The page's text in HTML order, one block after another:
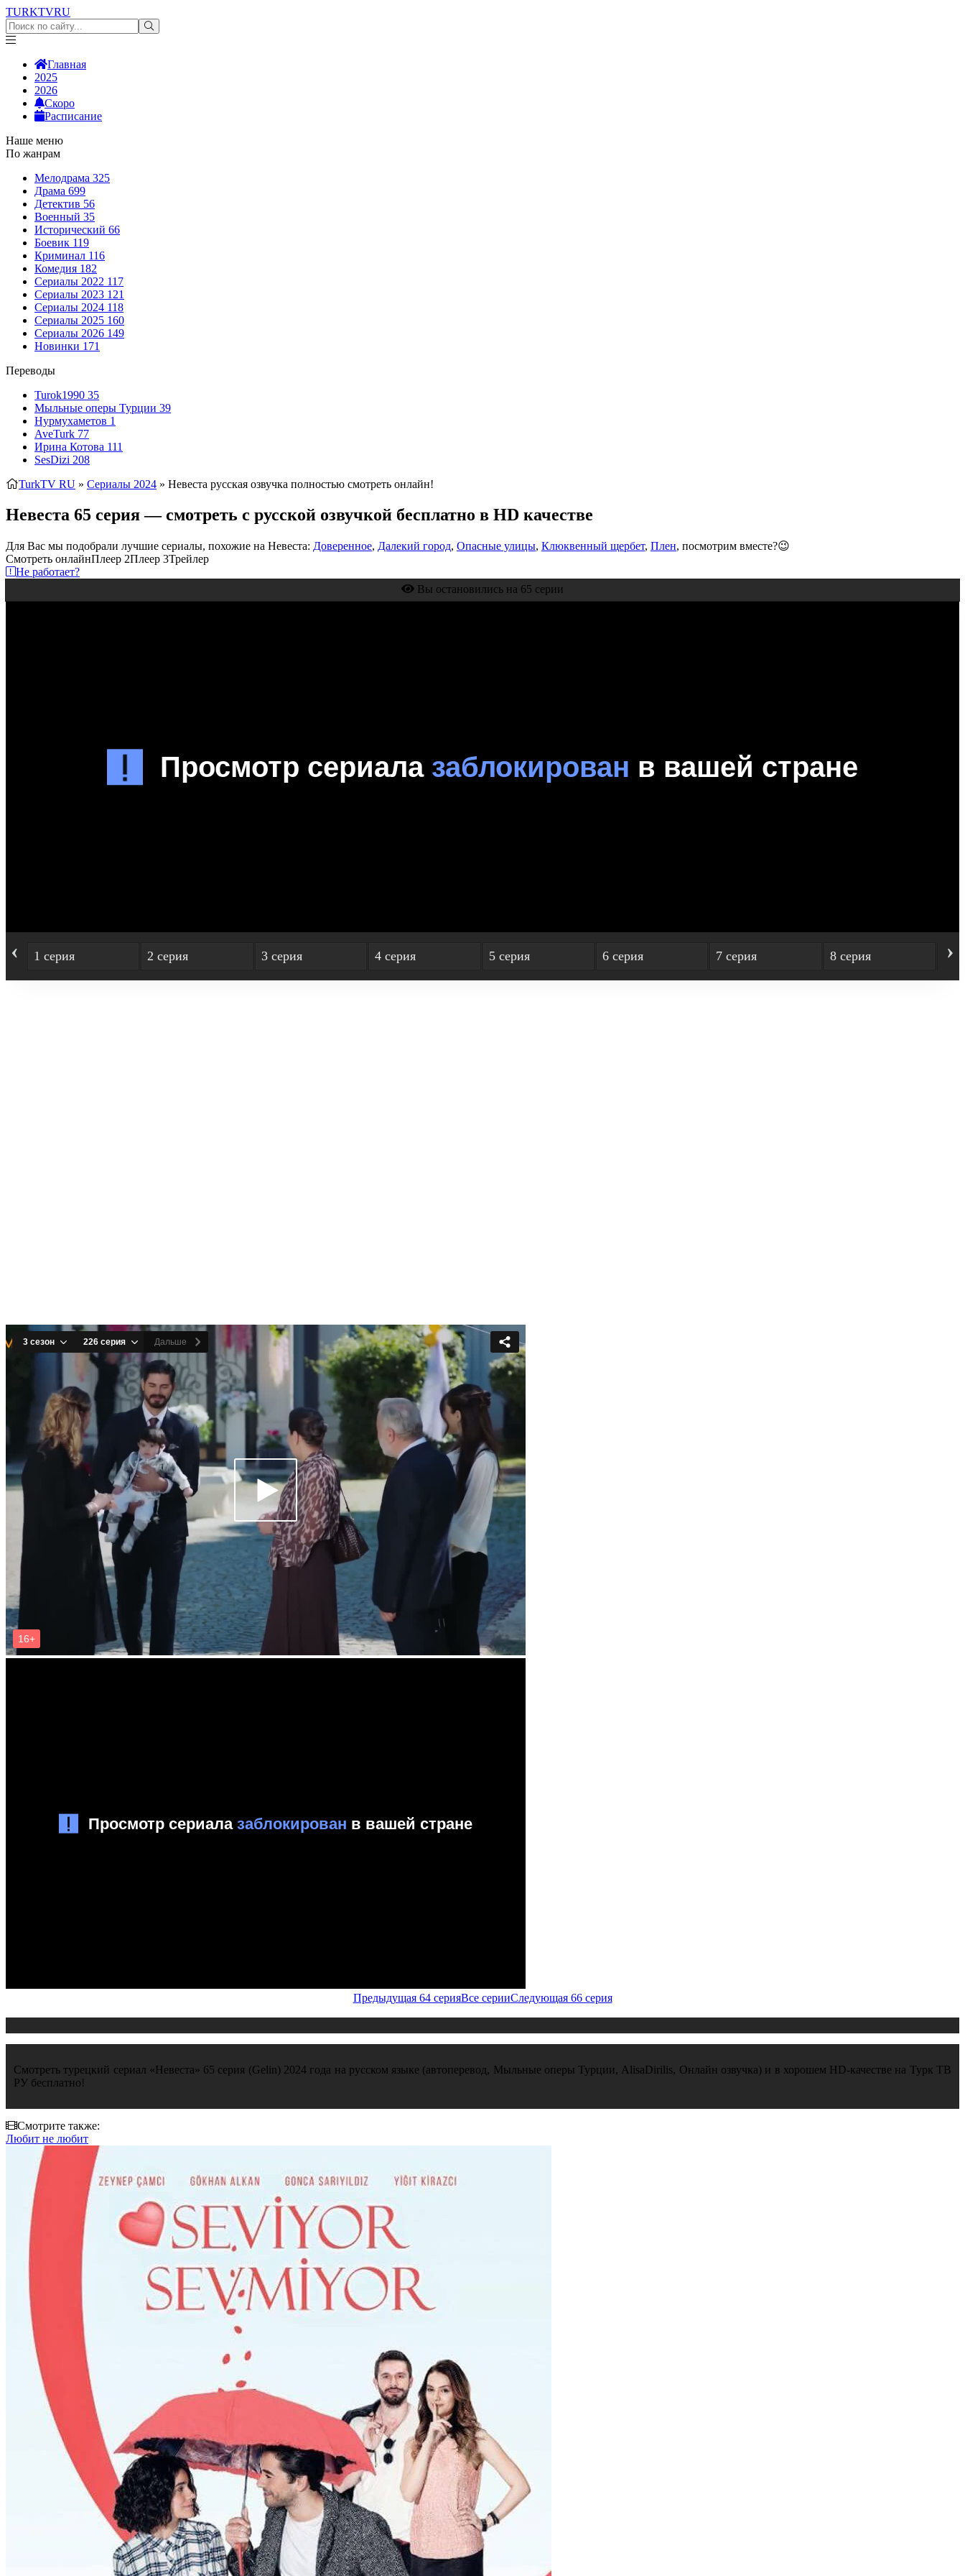
TURKTVRU
Главная
2025
2026
Скоро
Расписание
Наше меню
По жанрам
Мелодрама 325
Драма 699
Детектив 56
Военный 35
Исторический 66
Боевик 119
Криминал 116
Комедия 182
Сериалы 2022 117
Сериалы 2023 121
Сериалы 2024 118
Сериалы 2025 160
Сериалы 2026 149
Новинки 171
Переводы
Turok1990 35
Мыльные оперы Турции 39
Нурмухаметов 1
AveTurk 77
Ирина Котова 111
SesDizi 208
TurkTV RU » Сериалы 2024 » Невеста русская озвучка полностью смотреть онлайн!
Невеста 65 серия — смотреть с русской озвучкой бесплатно в HD качестве
Для Вас мы подобрали лучшие сериалы, похожие на Невеста: Доверенное, Далекий город, Опасные улицы, Клюквенный щербет, Плен, посмотрим вместе?😉
Смотреть онлайнПлеер 2Плеер 3Трейлер
Не работает?
Вы остановились на 65 серии
‹ 1 серия 2 серия 3 серия 4 серия 5 серия 6 серия 7 серия 8 серия 9
›
Предыдущая 64 серияВсе серииСледующая 66 серия
Смотреть турецкий сериал «Невеста» 65 серия (Gelin) 2024 года на русском языке (автоперевод, Мыльные оперы Турции, AlisaDirilis, Онлайн озвучка) и в хорошем HD-качестве на Турк ТВ
РУ бесплатно!
Смотрите также:
Любит не любит